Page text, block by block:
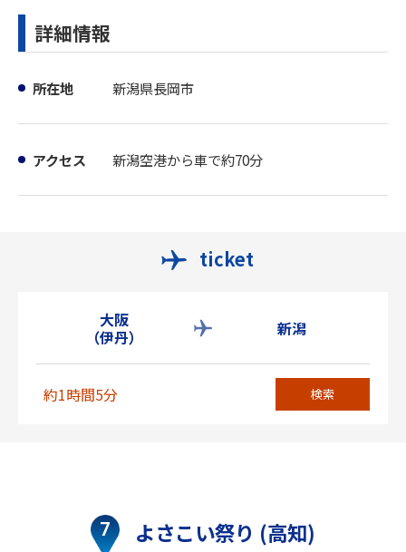
詳細情報
所在地 新潟県長岡市
アクセス 新潟空港から車で約70分
ticket
大阪
（伊丹）
新潟
約1時間5分 検索
よさこい祭り (高知)